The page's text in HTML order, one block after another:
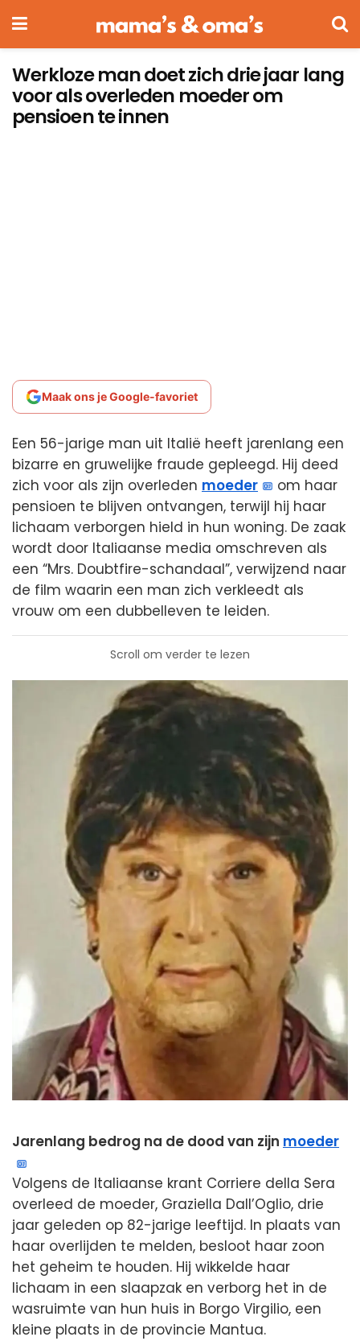
Werkloze man doet zich drie jaar lang
voor als overleden moeder om
pensioen te innen
Maak ons je Google-favoriet
Een 56-jarige man uit Italië heeft jarenlang een
bizarre en gruwelijke fraude gepleegd. Hij deed
zich voor als zijn overleden moeder
om haar
pensioen te blijven ontvangen, terwijl hij haar
lichaam verborgen hield in hun woning. De zaak
wordt door Italiaanse media omschreven als
een “Mrs. Doubtfire-schandaal”, verwijzend naar
de film waarin een man zich verkleedt als
vrouw om een dubbelleven te leiden.
Scroll om verder te lezen
Jarenlang bedrog na de dood van zijn moeder
Volgens de Italiaanse krant Corriere della Sera
overleed de moeder, Graziella Dall’Oglio, drie
jaar geleden op 82-jarige leeftijd. In plaats van
haar overlijden te melden, besloot haar zoon
het geheim te houden. Hij wikkelde haar
lichaam in een slaapzak en verborg het in de
wasruimte van hun huis in Borgo Virgilio, een
kleine plaats in de provincie Mantua.